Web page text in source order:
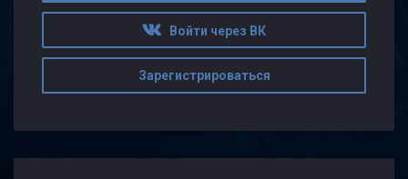
Войти через ВК
Зарегистрироваться